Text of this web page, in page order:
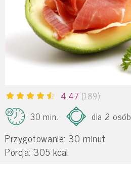
4.47 (189)
30 min.
dla 2 osób
Przygotowanie: 30 minut
Porcja: 305 kcal